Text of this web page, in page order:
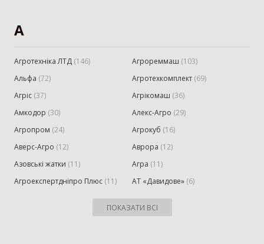
А
Агротехніка ЛТД (146) Агрореммаш (103)
Альфа (72) Агротехкомплект (69)
Агріс (37) Агрікомаш (36)
Амкодор (30) Алекс-Агро (29)
Агропром (24) Агрокуб (16)
Аверс-Аг­ро (12) Аврора (12)
Азовські жатки (11) Агра (11)
Агроекспертдніпро Плюс (11) АТ «Давидове» (6)
ПОКАЗАТИ ВСІ